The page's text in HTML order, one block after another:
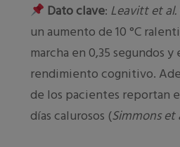
Dato clave: Leavitt et al.
un aumento de 10 °C
marcha en 0,35 segundos
rendimiento cognitivo.
de los pacientes reportan
días calurosos (Simmons et